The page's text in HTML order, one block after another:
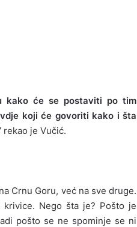
kako će se postaviti po tim
koji će govoriti kako i šta
rekao je Vučić.
Crnu Goru, već na sve druge.
krivice. Nego šta je? Pošto je
pošto se ne spominje se ni